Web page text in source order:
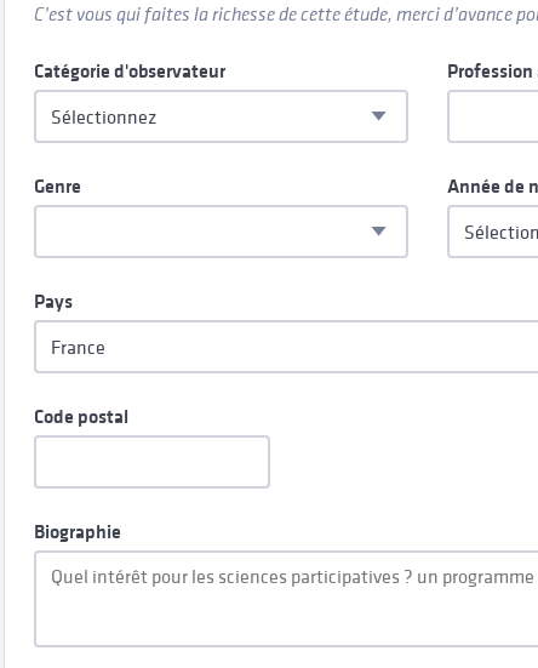
C’est vous qui faites la richesse de cette étude, merci d’avance
Catégorie d'observateur
Genre Année de
Pays
Code postal
Biographie